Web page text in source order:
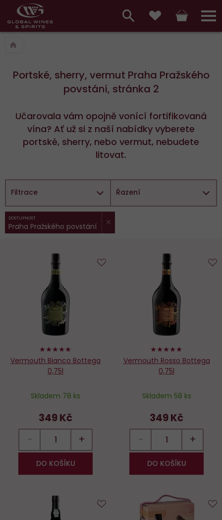
Hlavní
menu,
košík,
vyhledávání,
přihlášení
Portské, sherry, vermut Praha Pražského
povstání, stránka 2
Učarovala vám opojně vonící fortifikovaná
vína? Ať už si z naší nabídky vyberete
portské, sherry, nebo vermut, nebudete
litovat.
Filtrace
Vybrané
filtry:
DOSTUPNOST
Praha Pražského povstání
Řazení
100%
Vermouth Bianco Bottega
0,75l
Skladem 78 ks
349 Kč
− +
DO KOŠÍKU
100%
Vermouth Rosso Bottega
0,75l
Skladem 58 ks
349 Kč
− +
DO KOŠÍKU